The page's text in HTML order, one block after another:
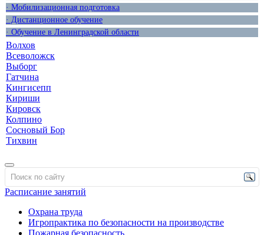
· Мобилизационная подготовка
· Дистанционное обучение
· Обучение в Ленинградской области
Волхов
Всеволожск
Выборг
Гатчина
Кингисепп
Кириши
Кировск
Колпино
Сосновый Бор
Тихвин
Расписание занятий
Охрана труда
Игропрактика по безопасности на производстве
Пожарная безопасность